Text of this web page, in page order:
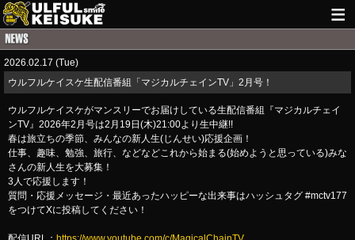
LIVE INFO
GUITAR WORKS
MAIL
2026.02.17 (Tue)
ウルフルケイスケ生配信番組「マジカルチェインTV」2月号！
ウルフルケイスケがマンスリーでお届けしている生配信番組『マジカルチェイ
ンTV』2026年2月号は2月19日(木)21:00より生中継!!
春は旅立ちの季節、みんなの新人生(じんせい)応援企画！
仕事、趣味、勉強、旅行、などなどこれから始まる(始めようと思っている)みな
さんの新人生を大募集！
3人で応援します！
質問・応援メッセージ・最近あったハッピーな出来事はハッシュタグ #mctv177
をつけてXに投稿してください！